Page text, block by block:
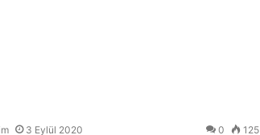
3 Eylül 2020 0 125